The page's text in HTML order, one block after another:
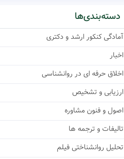
دسته‌بندی‌ها
آمادگی کنکور ارشد و دکتری
اخبار
اخلاق حرفه ای در روانشناسی
ارزیابی و تشخیص
اصول و فنون مشاوره
تالیفات و ترجمه ها
تحلیل روانشناختی فیلم